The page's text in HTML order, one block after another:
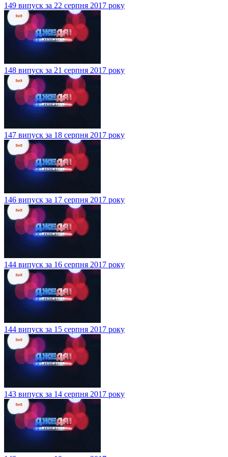
149 випуск за 22 серпня 2017 року
148 випуск за 21 серпня 2017 року
147 випуск за 18 серпня 2017 року
146 випуск за 17 серпня 2017 року
144 випуск за 16 серпня 2017 року
144 випуск за 15 серпня 2017 року
143 випуск за 14 серпня 2017 року